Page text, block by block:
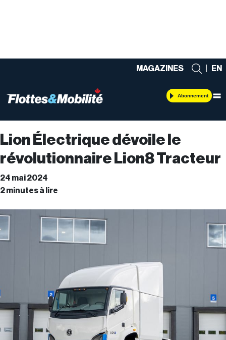
MAGAZINES EN
Abonnement
Lion Électrique dévoile le
révolutionnaire Lion8 Tracteur
24 mai 2024
2 minutes à lire